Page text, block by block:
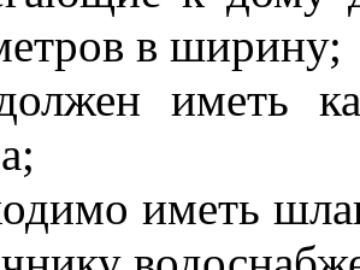
в ширину;
иметь
иметь